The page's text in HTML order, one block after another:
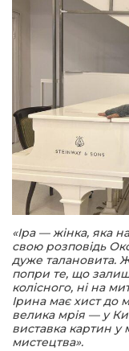
«Іра — жінка, яка
свою розповідь
дуже талановита.
попри те, що
колісного, ні на
Ірина має хист до
велика мрія — у
виставка картин у
мистецтва».